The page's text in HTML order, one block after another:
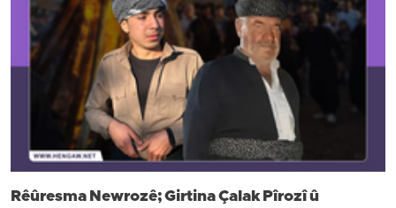
Rêûresma Newrozê; Girtina Çalak Pîrozî û